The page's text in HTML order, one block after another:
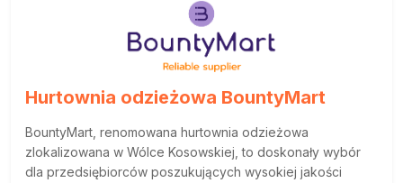
Hurtownia odzieżowa BountyMart
BountyMart, renomowana hurtownia odzieżowa
zlokalizowana w Wólce Kosowskiej, to doskonały wybór
dla przedsiębiorców poszukujących wysokiej jakości